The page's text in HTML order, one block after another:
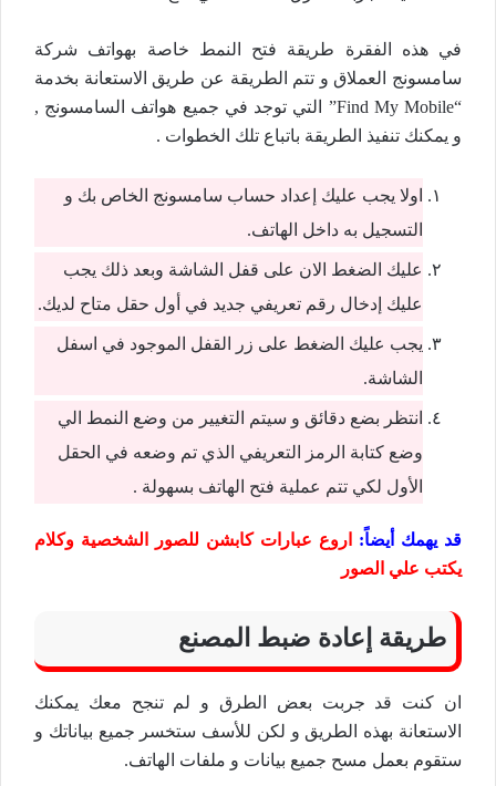
في هذه الفقرة طريقة فتح النمط خاصة بهواتف شركة
سامسونج العملاق و تتم الطريقة عن طريق الاستعانة بخدمة
“Find My Mobile” التي توجد في جميع هواتف السامسونج ,
و يمكنك تنفيذ الطريقة باتباع تلك الخطوات .
اولا يجب عليك إعداد حساب سامسونج الخاص بك و
التسجيل به داخل الهاتف.
عليك الضغط الان على قفل الشاشة وبعد ذلك يجب
عليك إدخال رقم تعريفي جديد في أول حقل متاح لديك.
يجب عليك الضغط على زر القفل الموجود في اسفل
الشاشة.
انتظر بضع دقائق و سيتم التغيير من وضع النمط الي
وضع كتابة الرمز التعريفي الذي تم وضعه في الحقل
الأول لكي تتم عملية فتح الهاتف بسهولة .
قد يهمك أيضاً:
اروع عبارات كابشن للصور الشخصية وكلام
يكتب علي الصور
طريقة إعادة ضبط المصنع
ان كنت قد جربت بعض الطرق و لم تنجح معك يمكنك
الاستعانة بهذه الطريق و لكن للأسف ستخسر جميع بياناتك و
ستقوم بعمل مسح جميع بيانات و ملفات الهاتف.